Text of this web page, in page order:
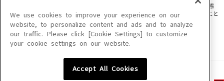
このサイトに掲載されている一切の文章・画像・写真・動画・音声等を、手段や形態
を問わず、著作権法の定める範囲を超えて無断で複製、転載、ファイル化などすること
を禁じます。
楽曲及びコンテンツは、機種によりご利用いただけない場合があります。
楽曲及びコンテンツの配信日、配信内容が変更になる場合があります。
We use cookies to improve your experience on our
website, to personalize content and ads and to analyze
our traffic. Please click [Cookie Settings] to customize
your cookie settings on our website.
Accept All Cookies